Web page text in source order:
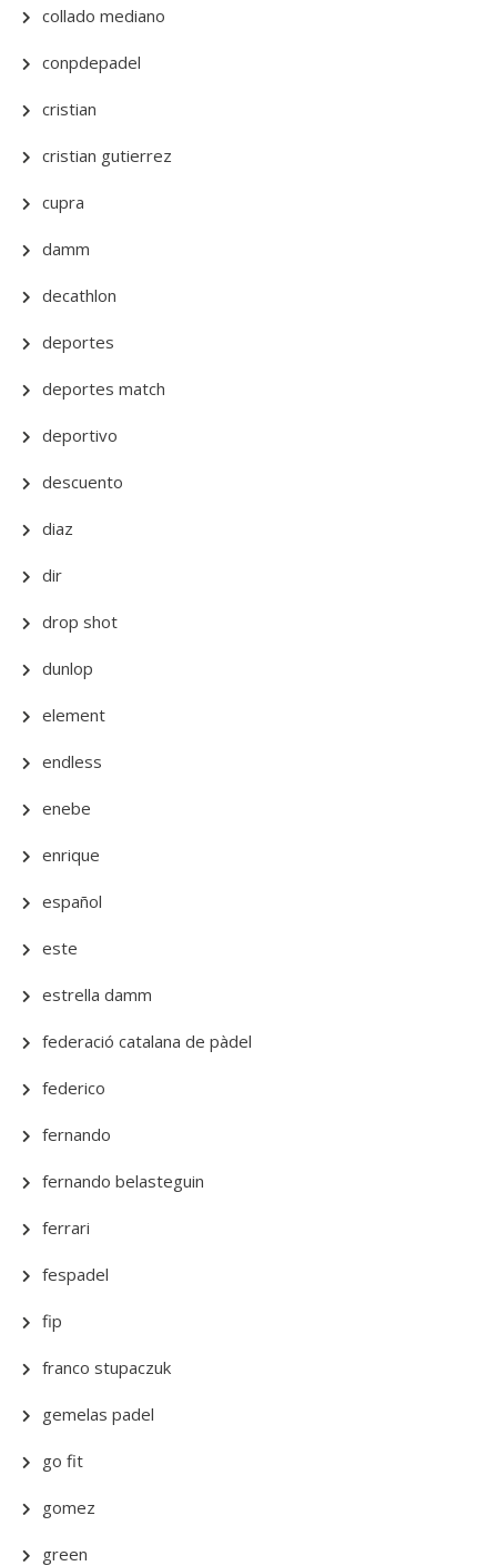
collado mediano
conpdepadel
cristian
cristian gutierrez
cupra
damm
decathlon
deportes
deportes match
deportivo
descuento
diaz
dir
drop shot
dunlop
element
endless
enebe
enrique
español
este
estrella damm
federació catalana de pàdel
federico
fernando
fernando belasteguin
ferrari
fespadel
fip
franco stupaczuk
gemelas padel
go fit
gomez
green